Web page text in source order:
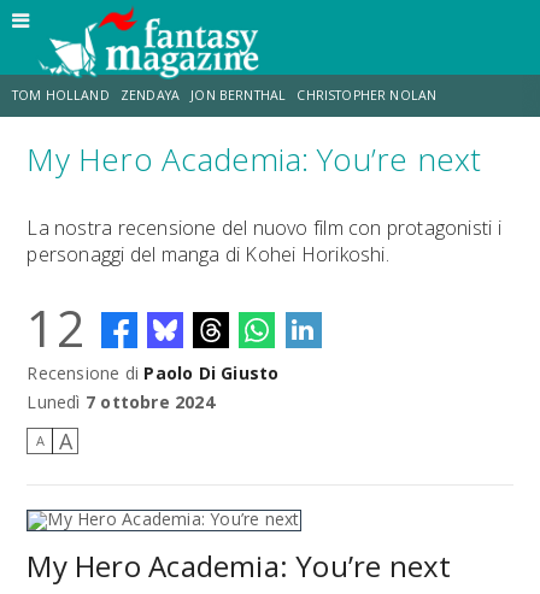
TOM HOLLAND ZENDAYA JON BERNTHAL CHRISTOPHER NOLAN
STRANIMONDI LUCCA COMICS & GAMES ODISSEA CHRIS MCKENNA
DESTIN DANIEL CRETTON ERIK SOMMERS
My Hero Academia: You’re next
La nostra recensione del nuovo film con protagonisti i
personaggi del manga di Kohei Horikoshi.
12
Recensione di Paolo Di Giusto
Lunedì 7 ottobre 2024
A A
My Hero Academia: You’re next